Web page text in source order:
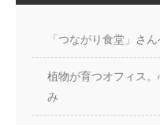
「つながり食堂」さ
植物が育つオフィス
み